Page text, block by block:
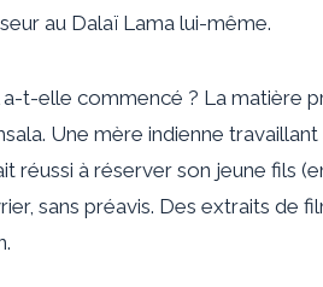
au Dalaï Lama lui-même.
t-elle commencé ? La matière
Une mère indienne
réussi à réserver son jeune fils
sans préavis. Des extraits de